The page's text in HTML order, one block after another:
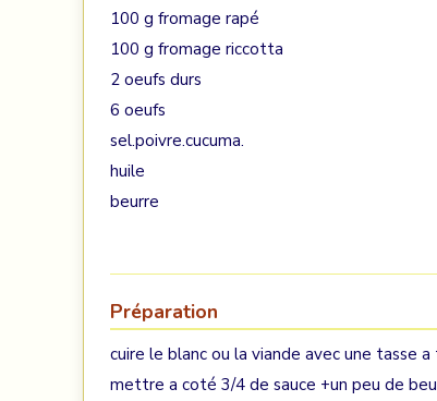
100 g fromage rapé
100 g fromage riccotta
2 oeufs durs
6 oeufs
sel.poivre.cucuma.
huile
beurre
Préparation
cuire le blanc ou la viande avec une tasse
mettre a coté 3/4 de sauce +un peu de